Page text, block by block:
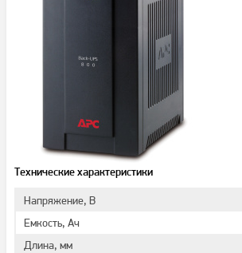
Технические характеристики
Напряжение, В
Емкость, Ач
Длина, мм